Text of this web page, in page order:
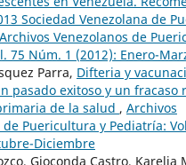
Sociedad Venezolana de
Archivos Venezolanos de
75 Núm. 1 (2012): Enero-
Parra, Difteria y
pasado exitoso y un fracaso
de la salud , Archivos
de Puericultura y Pediatría:
Diciembre
Gioconda Castro, Karelia